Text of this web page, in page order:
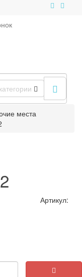
места
Артикул: